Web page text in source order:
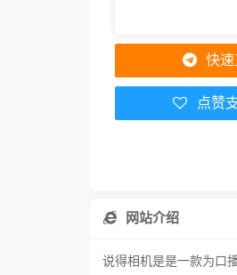
快
点赞
网站介绍
说得相机是是一款为口